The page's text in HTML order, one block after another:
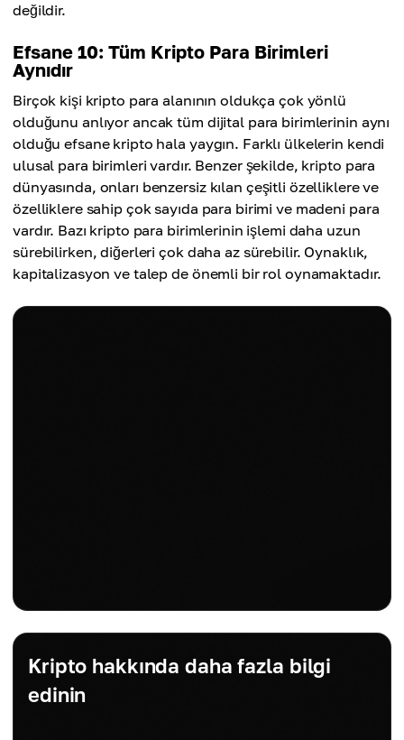
değildir.
Efsane 10: Tüm Kripto Para Birimleri
Aynıdır
Birçok kişi kripto para alanının oldukça çok yönlü
olduğunu anlıyor ancak tüm dijital para birimlerinin aynı
olduğu efsane kripto hala yaygın. Farklı ülkelerin kendi
ulusal para birimleri vardır. Benzer şekilde, kripto para
dünyasında, onları benzersiz kılan çeşitli özelliklere ve
özelliklere sahip çok sayıda para birimi ve madeni para
vardır. Bazı kripto para birimlerinin işlemi daha uzun
sürebilirken, diğerleri çok daha az sürebilir. Oynaklık,
kapitalizasyon ve talep de önemli bir rol oynamaktadır.
Kripto hakkında daha fazla bilgi
edinin